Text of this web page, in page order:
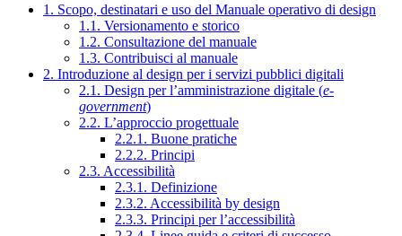
1. Scopo, destinatari e uso del Manuale operativo di design
1.1. Versionamento e storico
1.2. Consultazione del manuale
1.3. Contribuisci al manuale
2. Introduzione al design per i servizi pubblici digitali
2.1. Design per l’amministrazione digitale (e-
government)
2.2. L’approccio progettuale
2.2.1. Buone pratiche
2.2.2. Principi
2.3. Accessibilità
2.3.1. Definizione
2.3.2. Accessibilità by design
2.3.3. Principi per l’accessibilità